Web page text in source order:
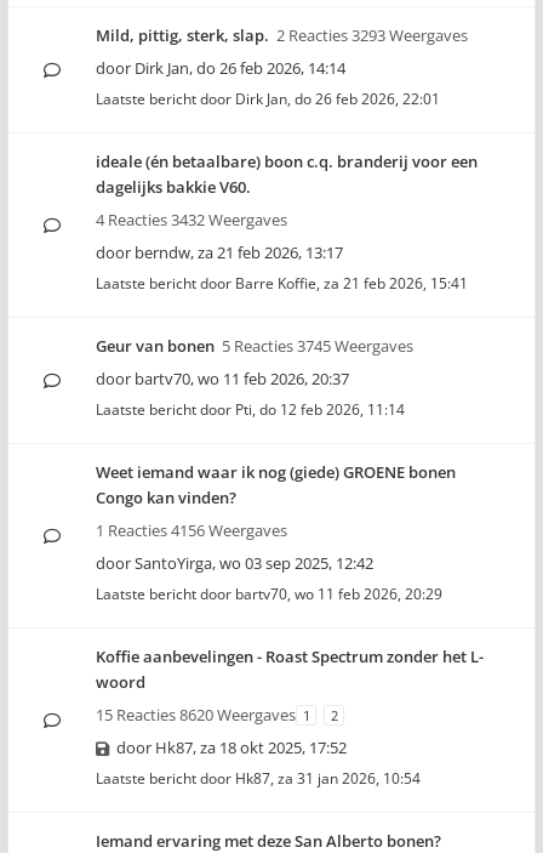
Mild, pittig, sterk, slap. 2 Reacties 3293 Weergaves
door Dirk Jan,do 26 feb 2026, 14:14
Laatste bericht door Dirk Jan, do 26 feb 2026, 22:01
ideale (én betaalbare) boon c.q. branderij voor een
dagelijks bakkie V60.
4 Reacties 3432 Weergaves
door berndw,za 21 feb 2026, 13:17
Laatste bericht door Barre Koffie, za 21 feb 2026, 15:41
Geur van bonen 5 Reacties 3745 Weergaves
door bartv70,wo 11 feb 2026, 20:37
Laatste bericht door Pti, do 12 feb 2026, 11:14
Weet iemand waar ik nog (giede) GROENE bonen
Congo kan vinden?
1 Reacties 4156 Weergaves
doorSantoYirga,wo 03 sep 2025, 12:42
Laatste bericht door bartv70, wo 11 feb 2026, 20:29
Koffie aanbevelingen - Roast Spectrum zonder het L-
woord
15 Reacties 8620 Weergaves 1 2
door Hk87,za 18 okt 2025, 17:52
Laatste bericht door Hk87, za 31 jan 2026, 10:54
Iemand ervaring met deze San Alberto bonen?